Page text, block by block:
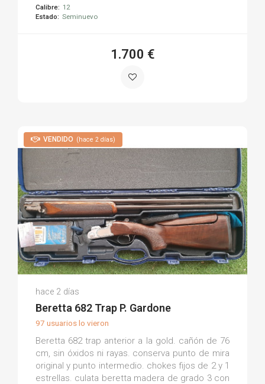
Calibre: 12
Estado: Seminuevo
1.700 €
VENDIDO (hace 2 días)
Martin P.
hace 2 días
Beretta 682 Trap P. Gardone
97 usuarios lo vieron
Beretta 682 trap anterior a la gold. cañón de 76
cm, sin óxidos ni rayas. conserva punto de mira
original y punto intermedio. chokes fijos de 2 y 1
estrellas. culata beretta madera de grado 3 con